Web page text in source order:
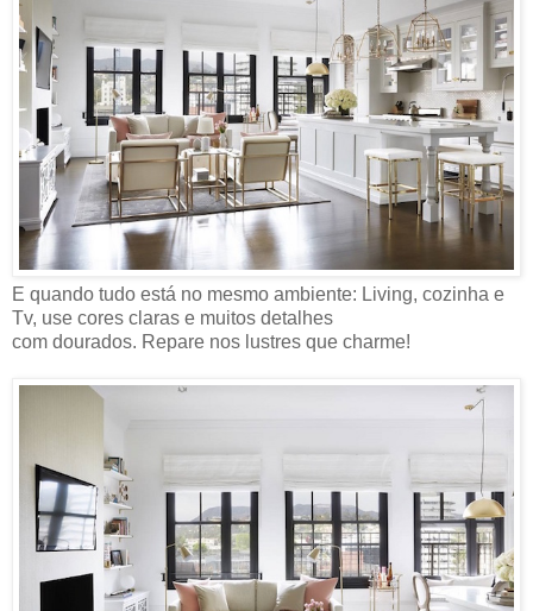
E quando tudo está no mesmo ambiente: Living, cozinha e
Tv, use cores claras e muitos detalhes
com dourados. Repare nos lustres que charme!